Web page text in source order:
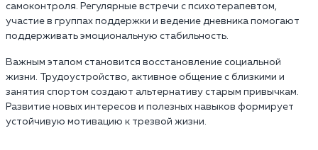
самоконтроля. Регулярные встречи с психотерапевтом,
участие в группах поддержки и ведение дневника помогают
поддерживать эмоциональную стабильность.
Важным этапом становится восстановление социальной
жизни. Трудоустройство, активное общение с близкими и
занятия спортом создают альтернативу старым привычкам.
Развитие новых интересов и полезных навыков формирует
устойчивую мотивацию к трезвой жизни.